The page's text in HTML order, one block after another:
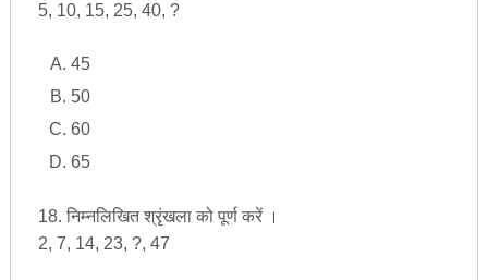
5, 10, 15, 25, 40, ?
45
50
60
65
18. निम्नलिखित श्रृंखला को पूर्ण करें ।
2, 7, 14, 23, ?, 47